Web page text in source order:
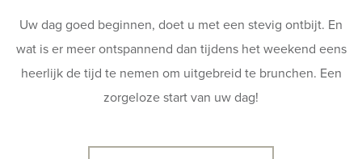
Uw dag goed beginnen, doet u met een stevig ontbijt. En
wat is er meer ontspannend dan tijdens het weekend eens
heerlijk de tijd te nemen om uitgebreid te brunchen. Een
zorgeloze start van uw dag!